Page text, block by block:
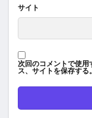
サイト
次回のコメントで使用
ス、サイトを保存する。